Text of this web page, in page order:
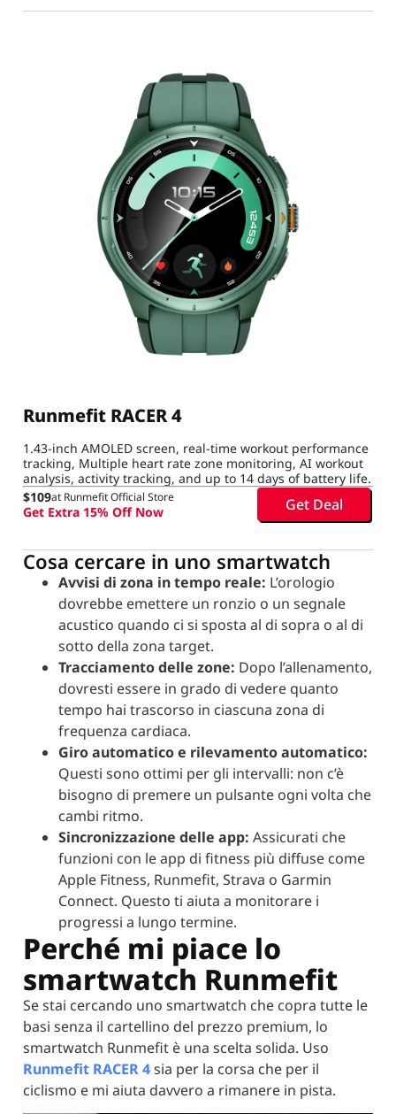
Runmefit RACER 4
1.43-inch AMOLED screen, real-time workout performance
tracking, Multiple heart rate zone monitoring, AI workout
analysis, activity tracking, and up to 14 days of battery life.
$109at Runmefit Official Store
Get Extra 15% Off Now Get Deal
Cosa cercare in uno smartwatch
Avvisi di zona in tempo reale: L’orologio
dovrebbe emettere un ronzio o un segnale
acustico quando ci si sposta al di sopra o al di
sotto della zona target.
Tracciamento delle zone: Dopo l’allenamento,
dovresti essere in grado di vedere quanto
tempo hai trascorso in ciascuna zona di
frequenza cardiaca.
Giro automatico e rilevamento automatico:
Questi sono ottimi per gli intervalli: non c’è
bisogno di premere un pulsante ogni volta che
cambi ritmo.
Sincronizzazione delle app: Assicurati che
funzioni con le app di fitness più diffuse come
Apple Fitness, Runmefit, Strava o Garmin
Connect. Questo ti aiuta a monitorare i
progressi a lungo termine.
Perché mi piace lo
smartwatch Runmefit
Se stai cercando uno smartwatch che copra tutte le
basi senza il cartellino del prezzo premium, lo
smartwatch Runmefit è una scelta solida. Uso
Runmefit RACER 4sia per la corsa che per il
ciclismo e mi aiuta davvero a rimanere in pista.